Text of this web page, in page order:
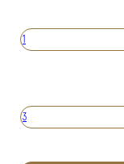
1
3